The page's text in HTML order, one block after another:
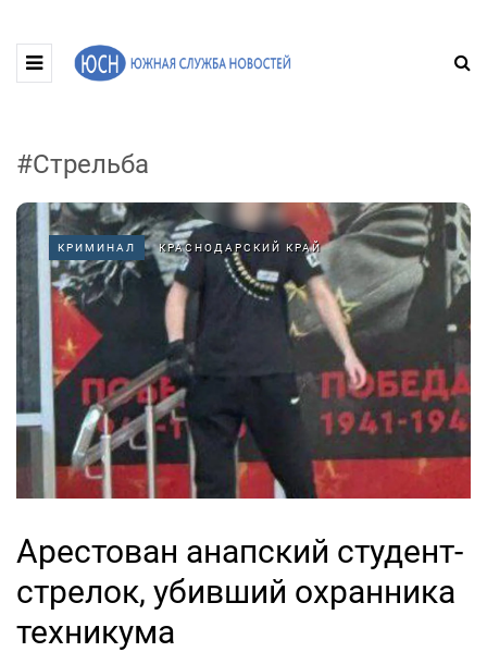
#Стрельба
КРИМИНАЛ КРАСНОДАРСКИЙ КРАЙ
Арестован анапский студент-
стрелок, убивший охранника
техникума